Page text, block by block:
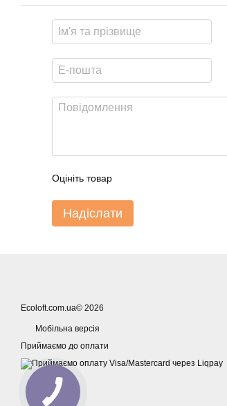
Оцініть товар
Надіслати
Ecoloft.com.ua© 2026
Мобільна версія
Приймаємо до оплати